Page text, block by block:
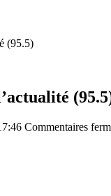
(95.5)
Commentaires